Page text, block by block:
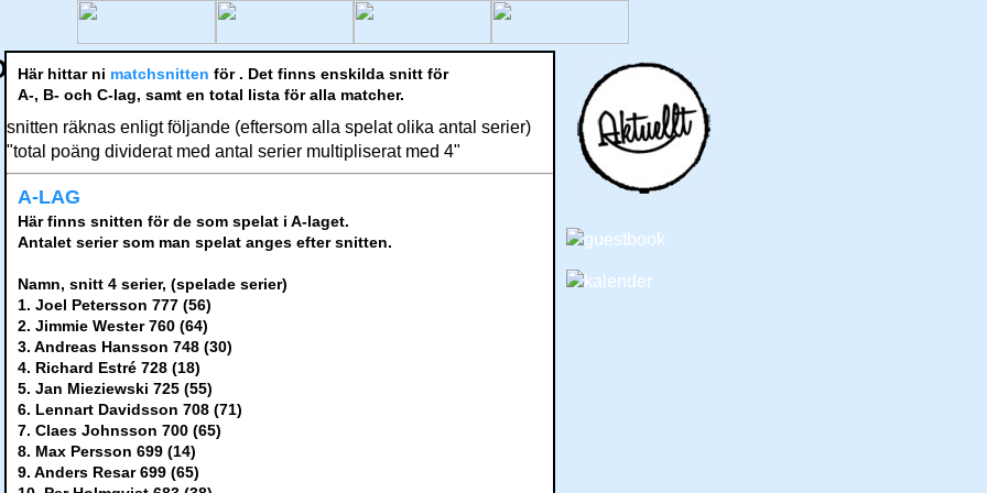
Här hittar ni matchsnitten för . Det finns enskilda snitt för
A-, B- och C-lag, samt en total lista för alla matcher.
snitten räknas enligt följande (eftersom alla spelat olika antal serier)
"total poäng dividerat med antal serier multipliserat med 4"
A-LAG
Här finns snitten för de som spelat i A-laget.
Antalet serier som man spelat anges efter snitten.
Namn, snitt 4 serier, (spelade serier)
1. Joel Petersson 777 (56)
2. Jimmie Wester 760 (64)
3. Andreas Hansson 748 (30)
4. Richard Estré 728 (18)
5. Jan Mieziewski 725 (55)
6. Lennart Davidsson 708 (71)
7. Claes Johnsson 700 (65)
8. Max Persson 699 (14)
9. Anders Resar 699 (65)